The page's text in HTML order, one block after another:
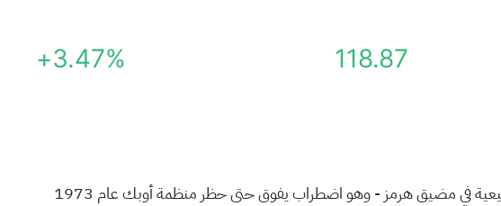
118.87
+3.47%
انخفضت صادرات الخليج العربي، كما تم تتبعها من خلال بيانات عدد السفن، إلى ما يقرب من 3٪ من المستويات الطبيعية في مضيق هرمز - وهو اضطراب يفوق حتى حظر منظمة أوبك عام 1973